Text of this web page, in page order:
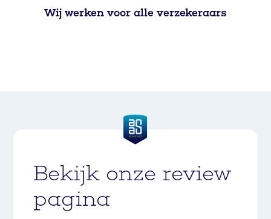
Wij werken voor alle verzekeraars
Bekijk onze review
pagina